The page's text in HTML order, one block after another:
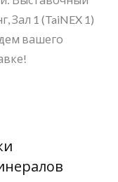
Зал 1 (TaiNEX 1)
вашего